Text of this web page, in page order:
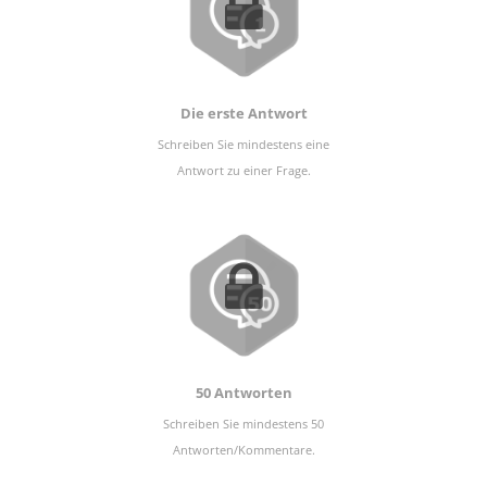
Die erste Antwort
Schreiben Sie mindestens eine
Antwort zu einer Frage.
50 Antworten
Schreiben Sie mindestens 50
Antworten/Kommentare.